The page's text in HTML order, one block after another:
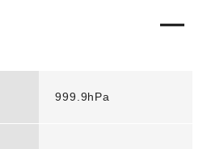
999.9hPa